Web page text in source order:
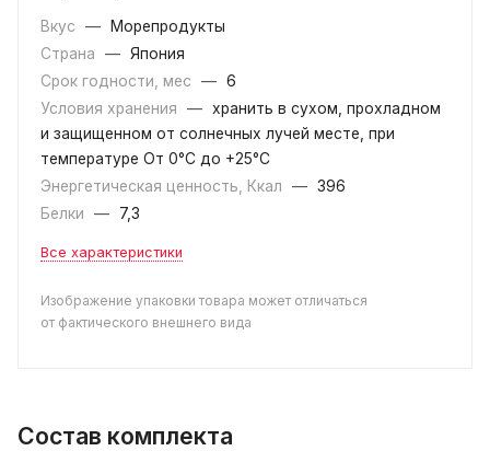
Вкус —
Морепродукты
Страна
— Япония
Срок годности, мес
— 6
Условия хранения
— хранить в сухом, прохладном
и защищенном от солнечных лучей месте, при
температуре От 0°C до +25°C
Энергетическая ценность, Ккал
— 396
Белки
— 7,3
Все характеристики
Изображение упаковки товара может отличаться
от фактического внешнего вида
Состав комплекта